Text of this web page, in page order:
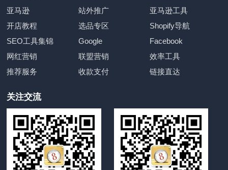
亚马逊
站外推广
亚马逊工具
开店教程
选品专区
Shopify导航
SEO工具集锦
Google
Facebook
网红营销
联盟营销
效率工具
推荐服务
收款支付 链接直达
关注交流